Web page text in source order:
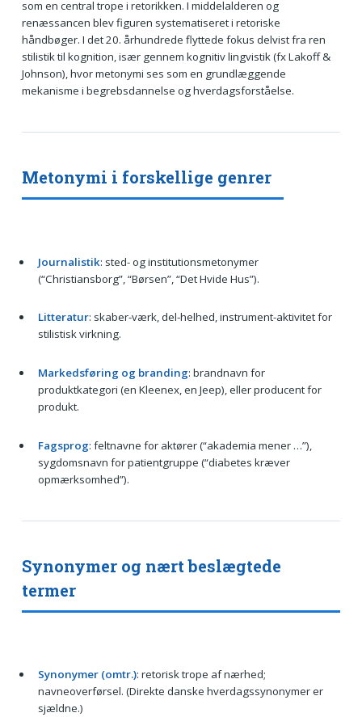
som en central trope i retorikken. I middelalderen og
renæssancen blev figuren systematiseret i retoriske
håndbøger. I det 20. århundrede flyttede fokus delvist fra ren
stilistik til kognition, især gennem kognitiv lingvistik (fx Lakoff &
Johnson), hvor metonymi ses som en grundlæggende
mekanisme i begrebsdannelse og hverdagsforståelse.
Metonymi i forskellige genrer
Journalistik: sted- og institutionsmetonymer
(“Christiansborg”, “Børsen”, “Det Hvide Hus”).
Litteratur: skaber-værk, del-helhed, instrument-aktivitet for
stilistisk virkning.
Markedsføring og branding: brandnavn for
produktkategori (en Kleenex, en Jeep), eller producent for
produkt.
Fagsprog: feltnavne for aktører (“akademia mener …”),
sygdomsnavn for patientgruppe (“diabetes kræver
opmærksomhed”).
Synonymer og nært beslægtede
termer
Synonymer (omtr.): retorisk trope af nærhed;
navneoverførsel. (Direkte danske hverdagssynonymer er
sjældne.)